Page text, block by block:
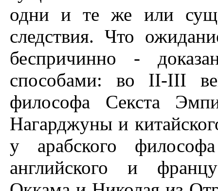
одни и те же или
следствия. Что
беспричинно -
способами: во II-III
философа Секста
Hагарджуны и
у арабского
английского и